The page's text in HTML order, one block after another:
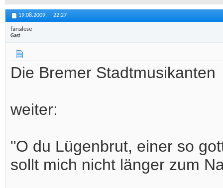
19.08.2009, 22:27
fanalese
Gast
Die Bremer Stadtmusikanten
weiter:
"O du Lügenbrut, einer so
sollt mich nicht länger zum